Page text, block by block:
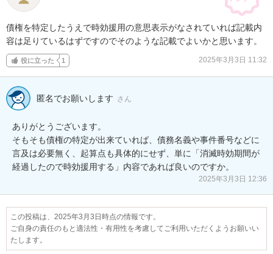
債権を特定したうえで時効援用の意思表示がなされていれば記載内
容は足りているはずですのでそのような記載でよいかと思います。
役に立った 1 2025年3月3日 11:32
匿名でお願いします さん
ありがとうございます。
そもそも債権の特定が出来ていれば、債務名義や事件番号などに
言及は必要無く、起算点も具体的にせず、単に「消滅時効期間が
経過したので時効援用する」内容であれば良いのですか。
2025年3月3日 12:36
この投稿は、2025年3月3日時点の情報です。
ご自身の責任のもと適法性・有用性を考慮してご利用いただくようお願いい
たします。